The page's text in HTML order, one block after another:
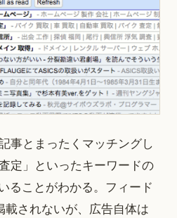
事とまったくマッチングし
定」といったキーワードの
ることがわかる。フィード
載されないが、広告自体は